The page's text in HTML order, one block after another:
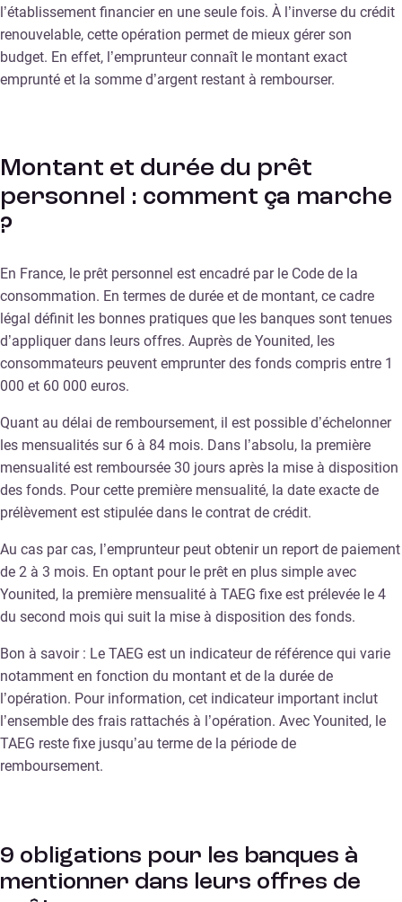
l’établissement financier en une seule fois. À l’inverse du crédit
renouvelable, cette opération permet de mieux gérer son
budget. En effet, l’emprunteur connaît le montant exact
emprunté et la somme d’argent restant à rembourser.
Montant et durée du prêt
personnel : comment ça marche
?
En France, le prêt personnel est encadré par le Code de la
consommation. En termes de durée et de montant, ce cadre
légal définit les bonnes pratiques que les banques sont tenues
d’appliquer dans leurs offres. Auprès de Younited, les
consommateurs peuvent emprunter des fonds compris entre 1
000 et 60 000 euros.
Quant au délai de remboursement, il est possible d’échelonner
les mensualités sur 6 à 84 mois. Dans l’absolu, la première
mensualité est remboursée 30 jours après la mise à disposition
des fonds. Pour cette première mensualité, la date exacte de
prélèvement est stipulée dans le contrat de crédit.
Au cas par cas, l’emprunteur peut obtenir un report de paiement
de 2 à 3 mois. En optant pour le prêt en plus simple avec
Younited, la première mensualité à TAEG fixe est prélevée le 4
du second mois qui suit la mise à disposition des fonds.
Bon à savoir : Le TAEG est un indicateur de référence qui varie
notamment en fonction du montant et de la durée de
l’opération. Pour information, cet indicateur important inclut
l’ensemble des frais rattachés à l’opération. Avec Younited, le
TAEG reste fixe jusqu’au terme de la période de
remboursement.
9 obligations pour les banques à
mentionner dans leurs offres de